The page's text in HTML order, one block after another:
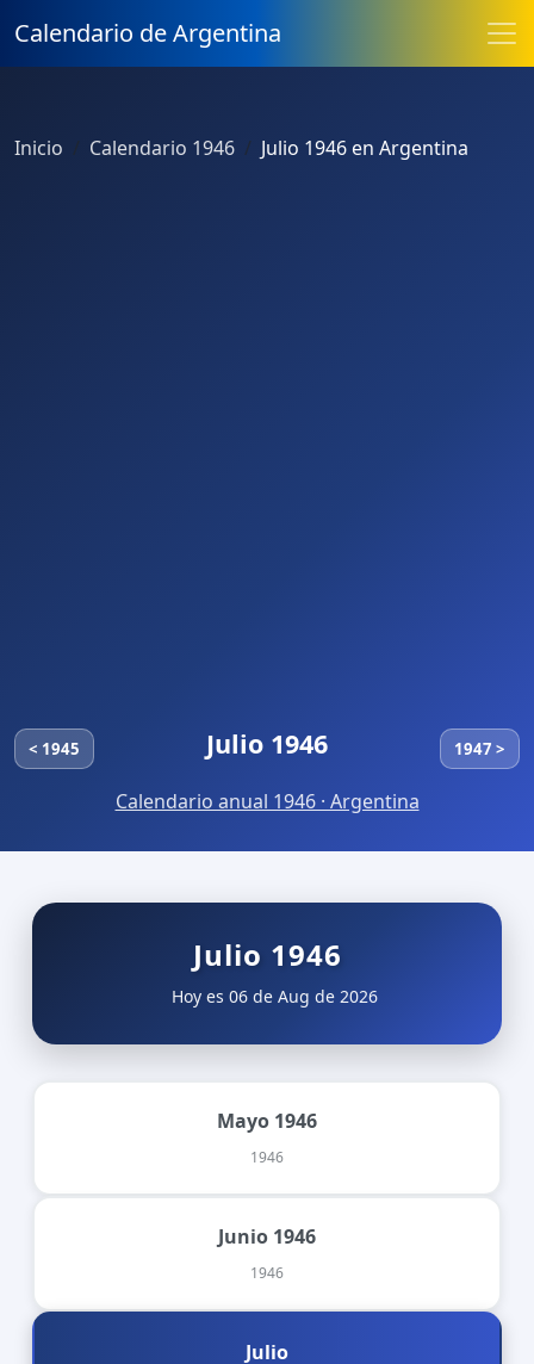
Calendario de Argentina
Inicio Calendario 1946 Julio 1946 en Argentina
< 1945 Julio 1946 1947 >
Calendario anual 1946 · Argentina
Julio 1946
Hoy es 06 de Aug de 2026
Mayo 1946
1946
Junio 1946
1946
Julio